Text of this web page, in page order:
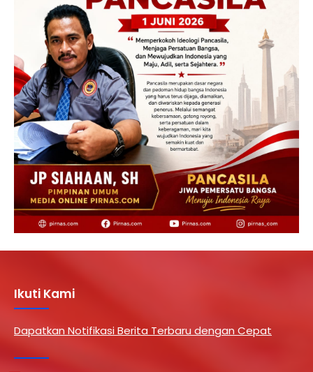
Ikuti Kami
Dapatkan Notifikasi Berita Terbaru dengan Cepat